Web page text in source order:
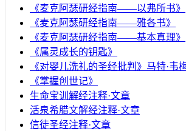
《麦克阿瑟研经指南——以弗所书》
《麦克阿瑟研经指南——雅各书》
《麦克阿瑟研经指南——基本真理》
《属灵成长的钥匙》
《对婴儿洗礼的圣经批判》马特·韦
《掌握创世记》
生命宝训解经注释·文章
活泉希腊文解经注释·文章
信徒圣经注释·文章